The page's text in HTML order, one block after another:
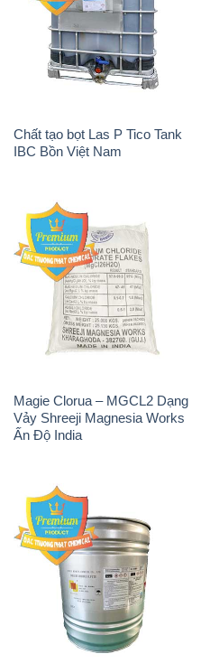
Chất tạo bọt Las P Tico Tank
IBC Bồn Việt Nam
Magie Clorua – MGCL2 Dạng
Vảy Shreeji Magnesia Works
Ấn Độ India